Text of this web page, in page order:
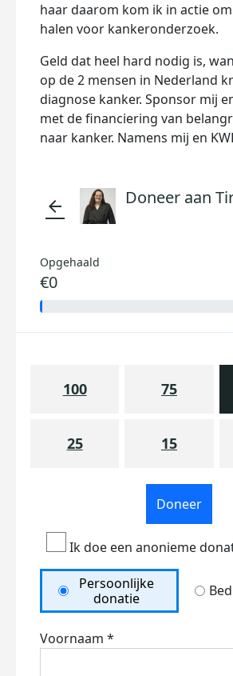
haar daarom kom ik in actie
halen voor kankeronderzoek.
Geld dat heel hard nodig is,
op de 2 mensen in Nederland
diagnose kanker. Sponsor mij
met de financiering van
naar kanker. Namens mij en
arrow_back Doneer aan
Opgehaald
€0
100 75
25 15
Doneer
Ik doe een anonieme
Persoonlijke
donatie
Voornaam *